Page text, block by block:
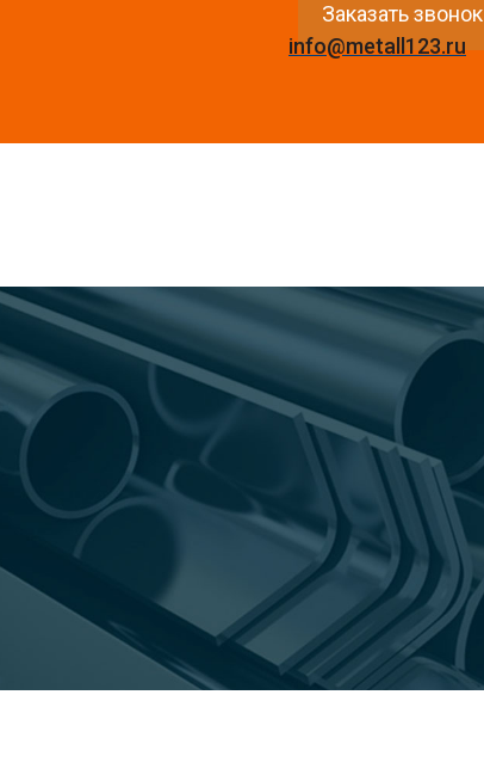
Заказать звонок
info@metall123.ru